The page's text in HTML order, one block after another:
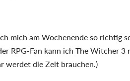
mich am Wochenende so richtig
RPG-Fan kann ich The Witcher 3
werdet die Zeit brauchen.)